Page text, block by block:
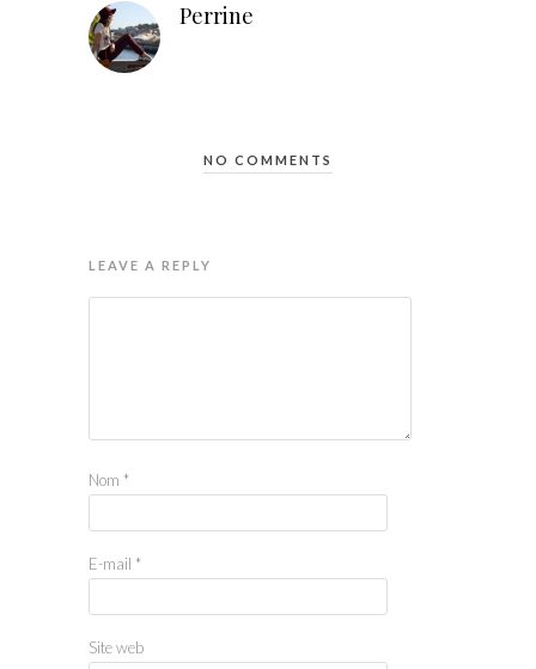
Perrine
NO COMMENTS
LEAVE A REPLY
Nom *
E-mail *
Site web